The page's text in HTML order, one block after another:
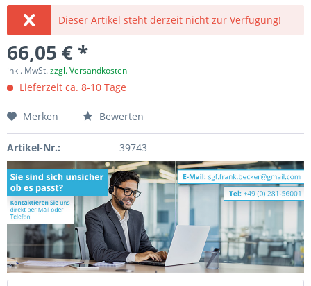
Dieser Artikel steht derzeit nicht zur Verfügung!
66,05 € *
inkl. MwSt.zzgl. Versandkosten
Lieferzeit ca. 8-10 Tage
Merken Bewerten
Artikel-Nr.: 39743